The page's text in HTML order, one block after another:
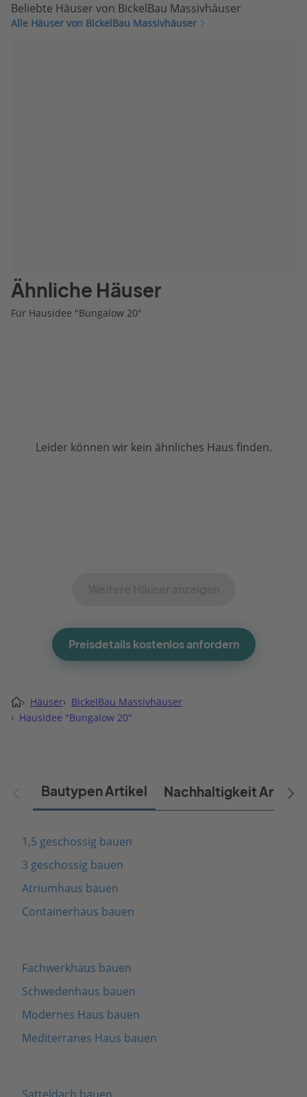
Beliebte Häuser von BickelBau Massivhäuser
Alle Häuser von BickelBau Massivhäuser
Ähnliche Häuser
Für Hausidee "Bungalow 20"
Leider können wir kein ähnliches Haus finden.
Preisdetails kostenlos anfordern
› Häuser› BickelBau Massivhäuser
› Hausidee "Bungalow 20"
Bautypen Artikel Nachhaltigkeit Artikel
1,5 geschossig bauen
3 geschossig bauen
Atriumhaus bauen
Containerhaus bauen
Fachwerkhaus bauen
Schwedenhaus bauen
Modernes Haus bauen
Mediterranes Haus bauen